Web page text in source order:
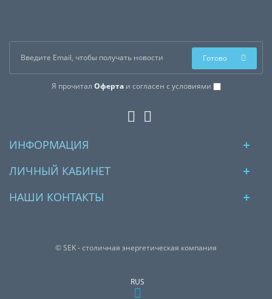
Я прочитал Офертаи согласен с условиями
Готово
ИНФОРМАЦИЯ
ЛИЧНЫЙ КАБИНЕТ
НАШИ КОНТАКТЫ
© SEK - столичная энергетическая компания
RUS